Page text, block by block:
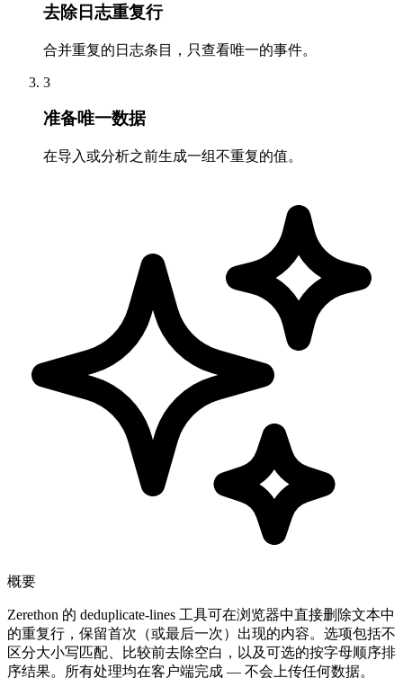
去除日志重复行
合并重复的日志条目，只查看唯一的事件。
3
准备唯一数据
在导入或分析之前生成一组不重复的值。
概要
Zerethon 的 deduplicate-lines 工具可在浏览器中直接删除文本中
的重复行，保留首次（或最后一次）出现的内容。选项包括不
区分大小写匹配、比较前去除空白，以及可选的按字母顺序排
序结果。所有处理均在客户端完成 — 不会上传任何数据。